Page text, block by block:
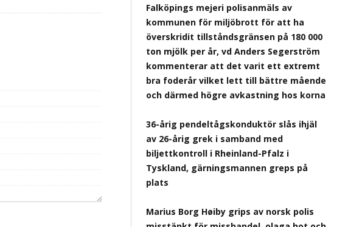
Falköpings mejeri polisanmäls av
kommunen för miljöbrott för att ha
överskridit tillståndsgränsen på 180 000
ton mjölk per år, vd Anders Segerström
kommenterar att det varit ett extremt
bra foderår vilket lett till bättre mående
och därmed högre avkastning hos korna
36-årig pendeltågskonduktör slås ihjäl
av 26-årig grek i samband med
biljettkontroll i Rheinland-Pfalz i
Tyskland, gärningsmannen greps på
plats
Marius Borg Høiby grips av norsk polis